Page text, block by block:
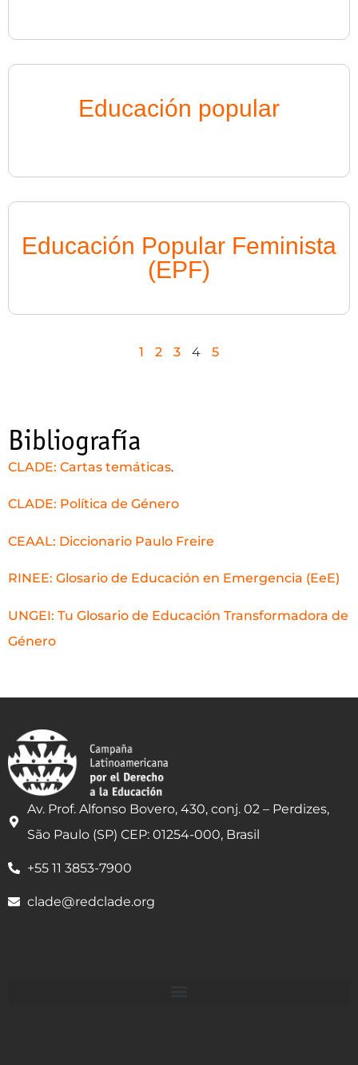
Educación popular
Educación Popular Feminista
(EPF)
1 2 3 4 5
Bibliografía
CLADE: Cartas temáticas.
CLADE: Política de Género
CEAAL: Diccionario Paulo Freire
RINEE: Glosario de Educación en Emergencia (EeE)
UNGEI: Tu Glosario de Educación Transformadora de
Género
Av. Prof. Alfonso Bovero, 430, conj. 02 – Perdizes,
São Paulo (SP) CEP: 01254-000, Brasil
+55 11 3853-7900
clade@redclade.org